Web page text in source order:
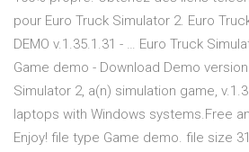
pour Euro Truck Simulator 2. Euro
DEMO v.1.35.1.31 - … Euro Truck
Game demo - Download Demo
Simulator 2, a(n) simulation game,
laptops with Windows systems.Free
Enjoy! file type Game demo. file size